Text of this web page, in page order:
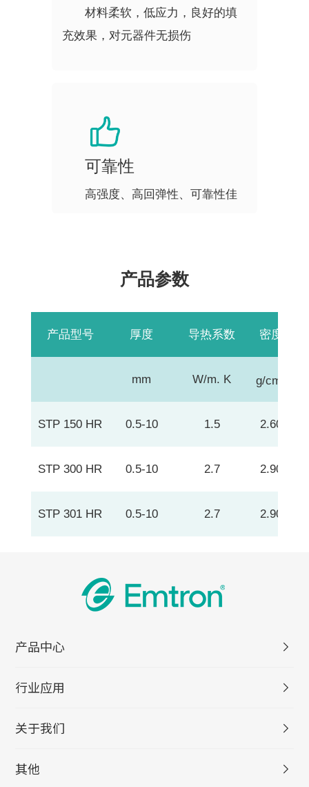
材料柔软，低应力，良好的填
充效果，对元器件无损伤
可靠性
高强度、高回弹性、可靠性佳
产品参数
产品型号 厚度 导热系数 密度
mm W/m. K g/cm
STP 150 HR 0.5-10 1.5 2.60
STP 300 HR 0.5-10 2.7 2.90
STP 301 HR 0.5-10 2.7 2.90
产品中心
行业应用
关于我们
其他